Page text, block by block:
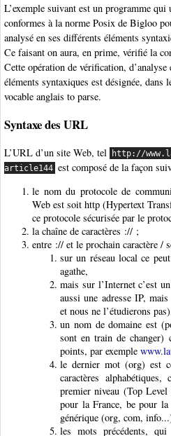
L’exemple suivant est un programme
conformes à la norme Posix de Bigloo
analysé en ses différents éléments
Ce faisant on aura, en prime, vérifié la
Cette opération de vérification,
éléments syntaxiques est désignée,
vocable anglais to parse.
Syntaxe des URL
L’URL d’un site Web, tel
http://
article144 est composé de la façon
le nom du protocole de
Web est soit http (Hypertext
ce protocole sécurisée par le
la chaîne de caractères :// ;
entre :// et le prochain caractère /
sur un réseau local ce
agathe,
mais sur l’Internet c’est
aussi une adresse IP,
et nous ne l’étudierons
un nom de domaine est
sont en train de changer)
points, par exemple
le dernier mot (org) est
caractères
premier niveau (Top
pour la France, be pour
générique (org, com,
les mots précédents,